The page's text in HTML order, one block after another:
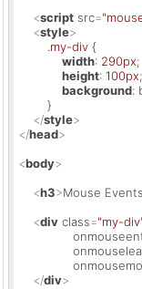
<script src=
<style>
.my-div {
width: 290px;
height: 100px;
background:
        }
</style>
</head>
<body>
<h3>Mouse
<div class="my-
</div>